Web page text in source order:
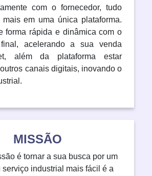
com o fornecedor, tudo
em uma única plataforma.
forma rápida e dinâmica com o
acelerando a sua venda
além da plataforma estar
canais digitais, inovando o
MISSÃO
é tornar a sua busca por um
serviço industrial mais fácil é a